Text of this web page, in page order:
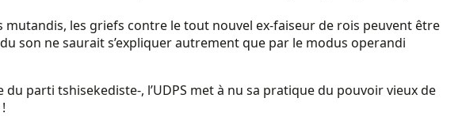
mutandis, les griefs contre le tout nouvel ex-faiseur de rois peuvent être
son ne saurait s’expliquer autrement que par le modus operandi
parti tshisekediste-, l’UDPS met à nu sa pratique du pouvoir vieux de